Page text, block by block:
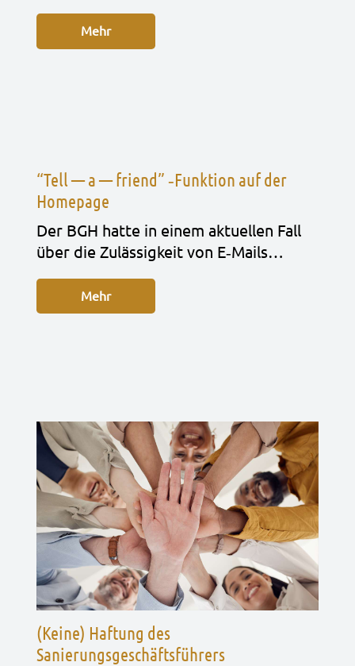
Mehr
“Tell — a — friend” ‑Funktion auf der
Homepage
Der BGH hatte in einem aktu­el­len Fall
über die Zuläs­sig­keit von E‑Mails…
Mehr
(Keine) Haftung des
Sanierungsgeschäftsführers